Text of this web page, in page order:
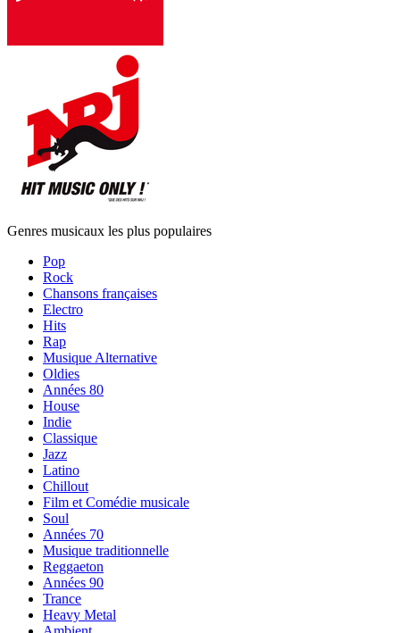
Genres musicaux les plus populaires
Pop
Rock
Chansons françaises
Electro
Hits
Rap
Musique Alternative
Oldies
Années 80
House
Indie
Classique
Jazz
Latino
Chillout
Film et Comédie musicale
Soul
Années 70
Musique traditionnelle
Reggaeton
Années 90
Trance
Heavy Metal